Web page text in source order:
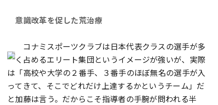
意識改革を促した荒治療
コナミスポーツクラブは日本代表クラスの選手が多
く占めるエリート集団というイメージが強いが、実際
は「高校や大学の２番手、３番手のほぼ無名の選手が入
ってきて、そこでどれだけ上達するかというチーム」だ
と加藤は言う。だからこそ指導者の手腕が問われる半